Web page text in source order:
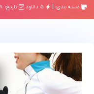
دسته بندی: | تاریخ: ۸ سال قبل